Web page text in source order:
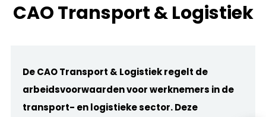
CAO Transport & Logistiek
De CAO Transport & Logistiek regelt de
arbeidsvoorwaarden voor werknemers in de
transport- en logistieke sector. Deze